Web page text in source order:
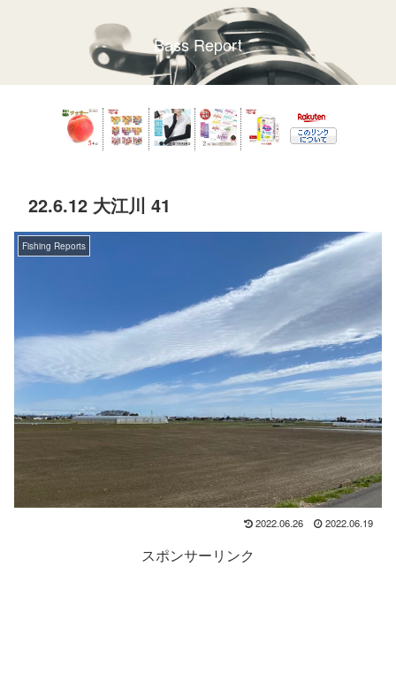
Bass Report
22.6.12 大江川 41
Fishing Reports
2022.06.26 2022.06.19
スポンサーリンク